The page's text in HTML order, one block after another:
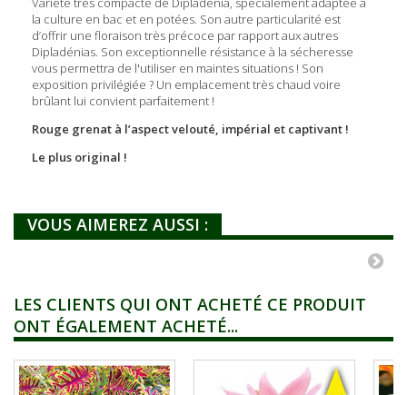
la culture en bac et en potées. Son autre particularité est
d’offrir une floraison très précoce par rapport aux autres
Dipladénias. Son exceptionnelle résistance à la sécheresse
vous permettra de l'utiliser en maintes situations ! Son
exposition privilégiée ? Un emplacement très chaud voire
brûlant lui convient parfaitement !
Rouge grenat à l’aspect velouté, impérial et captivant !
Le plus original !
VOUS AIMEREZ AUSSI :
LES CLIENTS QUI ONT ACHETÉ CE PRODUIT
ONT ÉGALEMENT ACHETÉ...